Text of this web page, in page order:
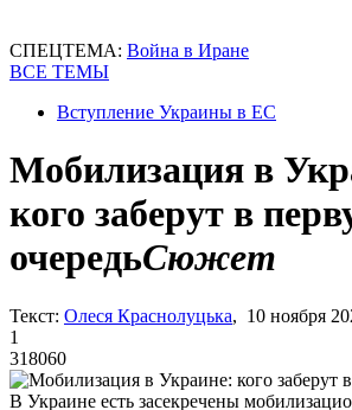
СПЕЦТЕМА: Война в Иране
ВСЕ ТЕМЫ
Вступление Украины в ЕС
Мобилизация в
кого заберут в
очередьСюжет
Текст: Олеся Краснолуцька, 10 ноября
1
318060
В Украине есть засекречены